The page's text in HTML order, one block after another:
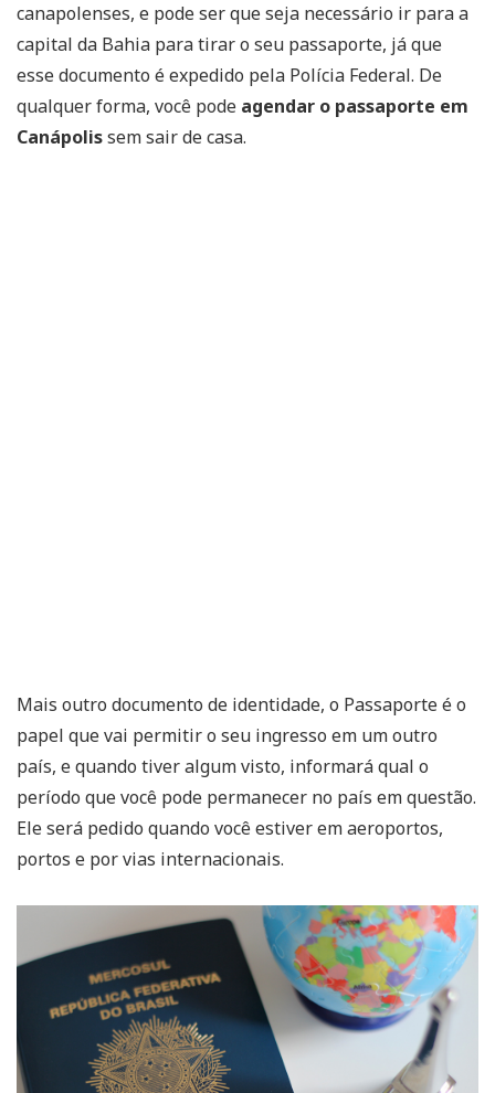
canapolenses, e pode ser que seja necessário ir para a
capital da Bahia para tirar o seu passaporte, já que
esse documento é expedido pela Polícia Federal. De
qualquer forma, você pode agendar o passaporte em
Canápolissem sair de casa.
Mais outro documento de identidade, o Passaporte é o
papel que vai permitir o seu ingresso em um outro
país, e quando tiver algum visto, informará qual o
período que você pode permanecer no país em questão.
Ele será pedido quando você estiver em aeroportos,
portos e por vias internacionais.